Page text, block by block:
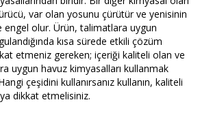
var olan yosunu çürütür ve yenisinin
engel olur. Ürün, talimatlara uygun
kısa sürede etkili çözüm
etmeniz gereken; içeriği kaliteli olan ve
uygun havuz kimyasalları kullanmak
çeşidini kullanırsanız kullanın, kaliteli
dikkat etmelisiniz.